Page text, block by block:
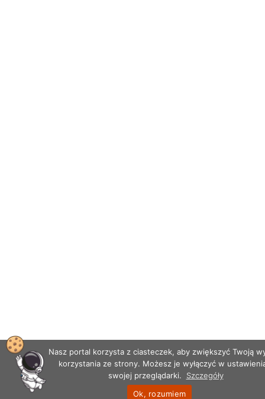
Nasz portal korzysta z ciasteczek, aby zwiększyć Twoją
korzystania ze strony. Możesz je wyłączyć w
swojej przeglądarki.
Szczegóły
Ok, rozumiem